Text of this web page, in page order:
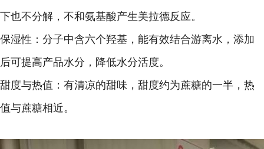
下也不分解，不和氨基酸产生美拉德反应。
保湿性：分子中含六个羟基，能有效结合游离水，添加
后可提高产品水分，降低水分活度。
甜度与热值：有清凉的甜味，甜度约为蔗糖的一半，热
值与蔗糖相近。